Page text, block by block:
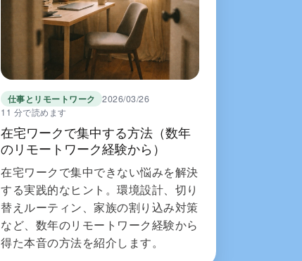
仕事とリモートワーク
2026/03/26
11 分で読めます
在宅ワークで集中する方法（数年
のリモートワーク経験から）
在宅ワークで集中できない悩みを解決
する実践的なヒント。環境設計、切り
替えルーティン、家族の割り込み対策
など、数年のリモートワーク経験から
得た本音の方法を紹介します。